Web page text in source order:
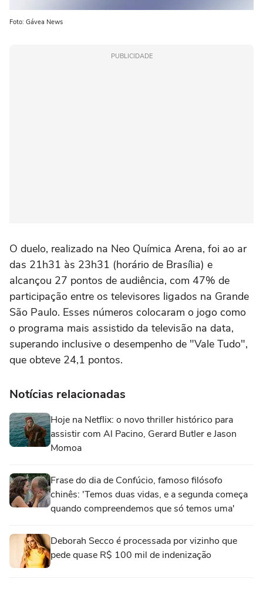
Foto: Gávea News
PUBLICIDADE
O duelo, realizado na Neo Química Arena, foi ao ar
das 21h31 às 23h31 (horário de Brasília) e
alcançou 27 pontos de audiência, com 47% de
participação entre os televisores ligados na Grande
São Paulo. Esses números colocaram o jogo como
o programa mais assistido da televisão na data,
superando inclusive o desempenho de "Vale Tudo",
que obteve 24,1 pontos.
Notícias relacionadas
Hoje na Netflix: o novo thriller histórico para
assistir com Al Pacino, Gerard Butler e Jason
Momoa
Frase do dia de Confúcio, famoso filósofo
chinês: 'Temos duas vidas, e a segunda começa
quando compreendemos que só temos uma'
Deborah Secco é processada por vizinho que
pede quase R$ 100 mil de indenização